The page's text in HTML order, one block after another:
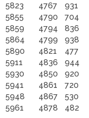
5823 4767 931
5855
4790 704
5859
4794 836
5864
4799 938
5890
4821 477
5911
4836 944
5930
4850 920
5941
4861 720
5948
4867 530
5961
4878 482